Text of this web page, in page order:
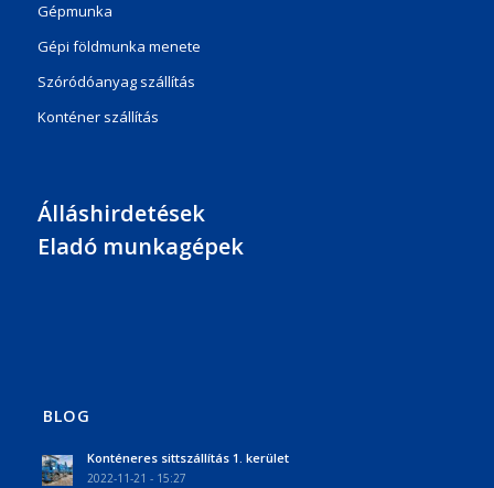
Gépmunka
Gépi földmunka menete
Szóródóanyag szállítás
Konténer szállítás
Álláshirdetések
Eladó munkagépek
BLOG
Konténeres sittszállítás 1. kerület
2022-11-21 - 15:27